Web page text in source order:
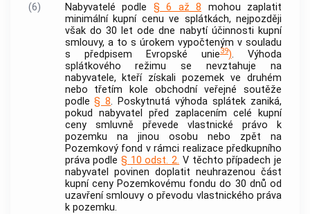
(6)
Nabyvatelé podle § 6 až 8 mohou zaplatit
minimální kupní cenu ve splátkách, nejpozději
však do 30 let ode dne nabytí účinnosti kupní
smlouvy, a to s úrokem vypočteným v souladu
s předpisem Evropské unie39). Výhoda
splátkového režimu se nevztahuje na
nabyvatele, kteří získali pozemek ve druhém
nebo třetím kole obchodní veřejné soutěže
podle§ 8. Poskytnutá výhoda splátek zaniká,
pokud nabyvatel před zaplacením celé kupní
ceny smluvně převede vlastnické právo k
pozemku na jinou osobu nebo zpět na
Pozemkový fond v rámci realizace předkupního
práva podle § 10 odst. 2. V těchto případech je
nabyvatel povinen doplatit neuhrazenou část
kupní ceny Pozemkovému fondu do 30 dnů od
uzavření smlouvy o převodu vlastnického práva
k pozemku.